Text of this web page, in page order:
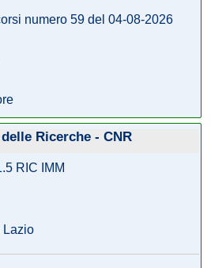
numero 59 del 04-08-2026
Ricerche - CNR
RIC IMM
Lazio